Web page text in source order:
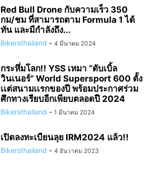
Red Bull Drone กับความเร็ว 350
กม/ชม ที่สามารถตาม Formula 1 ได้
ทัน และมีกำลังถึง...
Bikersthailand - 4 มีนาคม 2024
กระหึ่มโลก!! YSS เหมา “ดับเบิ้ล
วินเนอร์” World Supersport 600 ตั้ง
เเต่สนามเเรกของปี พร้อมประกาศร่วม
ศึกทางเรียบอีกเพียบตลอดปี 2024
Bikersthailand - 1 มีนาคม 2024
เปิดลงทะเบียนลุย IRM2024 แล้ว!!
Bikersthailand - 4 ธันวาคม 2023